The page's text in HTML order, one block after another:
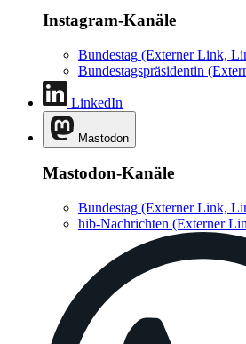
Instagram-Kanäle
Bundestag (Externer Link,
Bundestagspräsidentin
LinkedIn
Mastodon
Mastodon-Kanäle
Bundestag (Externer Link,
hib-Nachrichten (Externer